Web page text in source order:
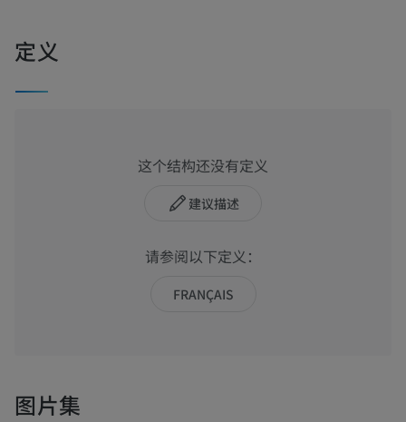
定义
这个结构还没有定义
建议描述
请参阅以下定义：
FRANÇAIS
图片集